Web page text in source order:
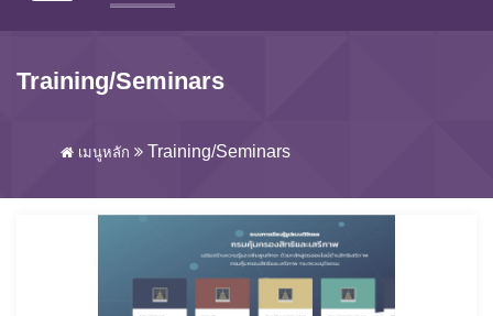
Training/Seminars
เมนูหลัก Training/Seminars